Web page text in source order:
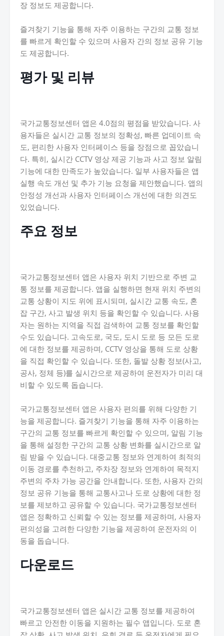
장 정보도 제공합니다.
즐겨찾기 기능을 통해 자주 이용하는 구간의 교통 정보
를 빠르게 확인할 수 있으며 사용자 간의 정보 공유 기능
도 제공합니다.
평가 및 리뷰
국가교통정보센터 앱은 4.0점의 평점을 받았습니다. 사
용자들은 실시간 교통 정보의 정확성, 빠른 업데이트 속
도, 편리한 사용자 인터페이스 등을 장점으로 꼽았습니
다. 특히, 실시간 CCTV 영상 제공 기능과 사고 정보 알림
기능에 대한 만족도가 높았습니다. 일부 사용자들은 앱
실행 속도 개선 및 추가 기능 요청을 제안했습니다. 앱의
안정성 개선과 사용자 인터페이스 개선에 대한 의견도
있었습니다.
주요 정보
국가교통정보센터 앱은 사용자 위치 기반으로 주변 교
통 정보를 제공합니다. 앱을 실행하면 현재 위치 주변의
교통 상황이 지도 위에 표시되며, 실시간 교통 속도, 혼
잡 구간, 사고 발생 위치 등을 확인할 수 있습니다. 사용
자는 원하는 지역을 직접 검색하여 교통 정보를 확인할
수도 있습니다. 고속도로, 국도, 도시 도로 등 모든 도로
에 대한 정보를 제공하며, CCTV 영상을 통해 도로 상황
을 직접 확인할 수 있습니다. 또한, 돌발 상황 정보(사고,
공사, 정체 등)를 실시간으로 제공하여 운전자가 미리 대
비할 수 있도록 돕습니다.
국가교통정보센터 앱은 사용자 편의를 위해 다양한 기
능을 제공합니다. 즐겨찾기 기능을 통해 자주 이용하는
구간의 교통 정보를 빠르게 확인할 수 있으며, 알림 기능
을 통해 설정한 구간의 교통 상황 변화를 실시간으로 알
림 받을 수 있습니다. 대중교통 정보와 연계하여 최적의
이동 경로를 추천하고, 주차장 정보와 연계하여 목적지
주변의 주차 가능 공간을 안내합니다. 또한, 사용자 간의
정보 공유 기능을 통해 교통사고나 도로 상황에 대한 정
보를 제보하고 공유할 수 있습니다. 국가교통정보센터
앱은 정확하고 신뢰할 수 있는 정보를 제공하며, 사용자
편의성을 고려한 다양한 기능을 제공하여 운전자의 이
동을 돕습니다.
다운로드
국가교통정보센터 앱은 실시간 교통 정보를 제공하여
빠르고 안전한 이동을 지원하는 필수 앱입니다. 도로 혼